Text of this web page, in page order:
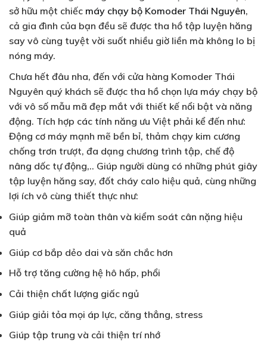
sở hữu một chiếc máy chạy bộ Komoder Thái Nguyên,
cả gia đình của bạn đều sẽ được tha hồ tập luyện hăng
say vô cùng tuyệt vời suốt nhiều giờ liền mà không lo bị
nóng máy.
Chưa hết đâu nha, đến với cửa hàng Komoder Thái
Nguyên quý khách sẽ được tha hồ chọn lựa máy chạy bộ
với vô số mẫu mã đẹp mắt với thiết kế nổi bật và năng
động. Tích hợp các tính năng ưu Việt phải kể đến như:
Động cơ máy mạnh mẽ bền bỉ, thảm chạy kim cương
chống trơn trượt, đa dạng chương trình tập, chế độ
nâng dốc tự động,.. Giúp người dùng có những phút giây
tập luyện hăng say, đốt cháy calo hiệu quả, cùng những
lợi ích vô cùng thiết thực như:
Giúp giảm mỡ toàn thân và kiểm soát cân nặng hiệu
quả
Giúp cơ bắp dẻo dai và săn chắc hơn
Hỗ trợ tăng cường hệ hô hấp, phổi
Cải thiện chất lượng giấc ngủ
Giúp giải tỏa mọi áp lực, căng thẳng, stress
Giúp tập trung và cải thiện trí nhớ